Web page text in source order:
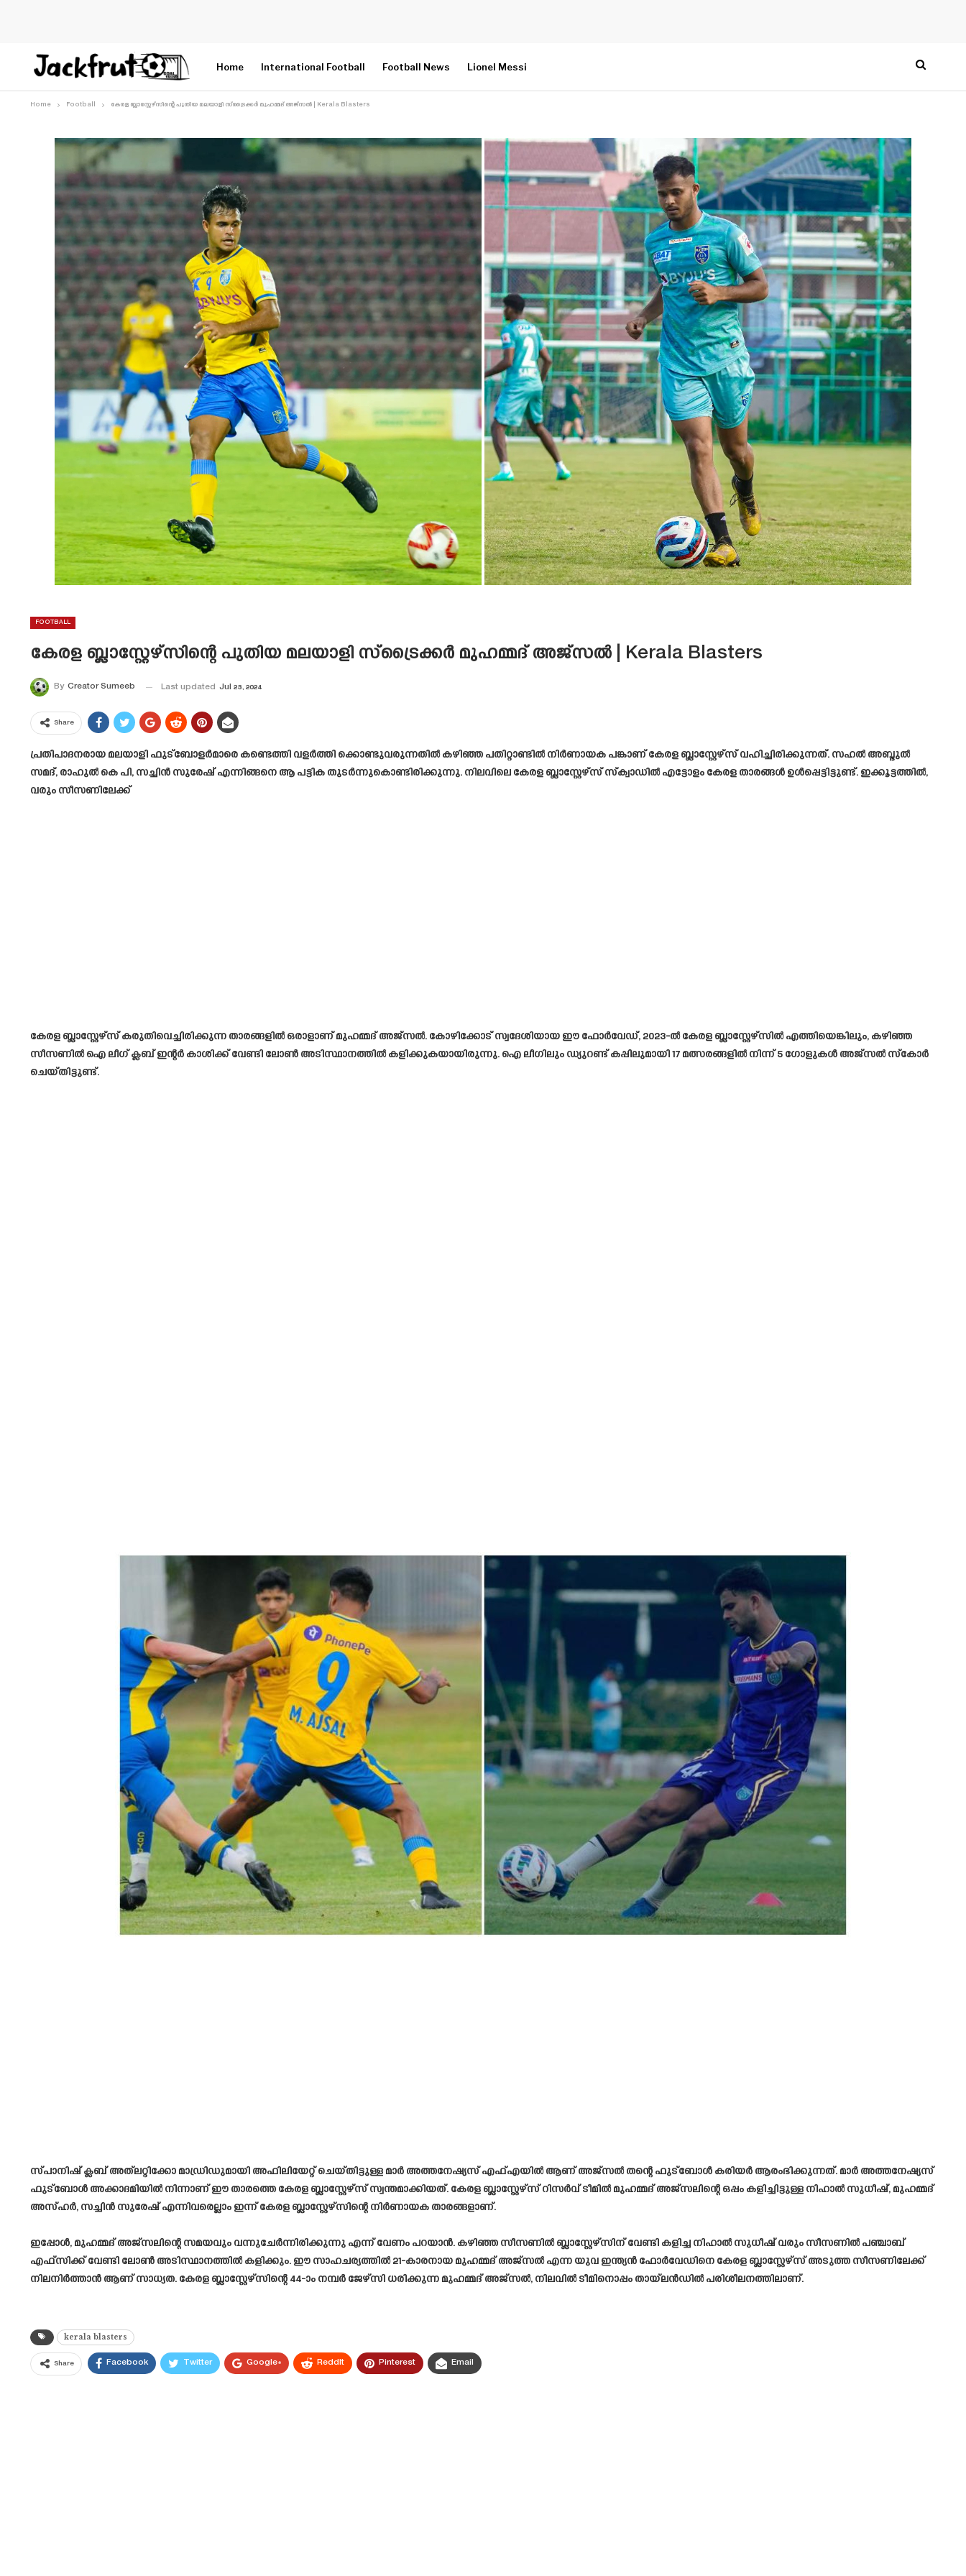
Home International Football Football News Lionel Messi
Home Football കേരള ബ്ലാസ്റ്റേഴ്സിന്റെ പുതിയ മലയാളി സ്‌ട്രൈക്കർ മുഹമ്മദ് അജ്സൽ | Kerala Blasters
FOOTBALL
കേരള ബ്ലാസ്റ്റേഴ്സിന്റെ പുതിയ മലയാളി സ്‌ട്രൈക്കർ മുഹമ്മദ് അജ്സൽ | Kerala Blasters
By Creator Sumeeb Last updated Jul 23, 2024
Share
പ്രതിപാദനരായ മലയാളി ഫുട്ബോളർമാരെ കണ്ടെത്തി വളർത്തി ക്കൊണ്ടുവരുന്നതിൽ കഴിഞ്ഞ പതിറ്റാണ്ടിൽ നിർണായക പങ്കാണ് കേരള ബ്ലാസ്റ്റേഴ്സ് വഹിച്ചിരിക്കുന്നത്. സഹൽ അബ്ദുൽ
സമദ്, രാഹുൽ കെ പി, സച്ചിൻ സുരേഷ് എന്നിങ്ങനെ ആ പട്ടിക തുടർന്നുകൊണ്ടിരിക്കുന്നു. നിലവിലെ കേരള ബ്ലാസ്റ്റേഴ്സ് സ്ക്വാഡിൽ എട്ടോളം കേരള താരങ്ങൾ ഉൾപ്പെട്ടിട്ടുണ്ട്. ഇക്കൂട്ടത്തിൽ,
വരും സീസണിലേക്ക്
കേരള ബ്ലാസ്റ്റേഴ്സ് കരുതിവെച്ചിരിക്കുന്ന താരങ്ങളിൽ ഒരാളാണ് മുഹമ്മദ് അജ്സൽ. കോഴിക്കോട് സ്വദേശിയായ ഈ ഫോർവേഡ്, 2023-ൽ കേരള ബ്ലാസ്റ്റേഴ്സിൽ എത്തിയെങ്കിലും, കഴിഞ്ഞ
സീസണിൽ ഐ ലീഗ് ക്ലബ് ഇന്റർ കാശിക്ക് വേണ്ടി ലോൺ അടിസ്ഥാനത്തിൽ കളിക്കുകയായിരുന്നു. ഐ ലീഗിലും ഡ്യുറണ്ട് കപ്പിലുമായി 17 മത്സരങ്ങളിൽ നിന്ന് 5 ഗോളുകൾ അജ്സൽ സ്കോർ
ചെയ്തിട്ടുണ്ട്.
സ്പാനിഷ് ക്ലബ്‌ അത്‌ലറ്റിക്കോ മാഡ്രിഡുമായി അഫിലിയേറ്റ് ചെയ്തിട്ടുള്ള മാർ അത്തനേഷ്യസ് എഫ്എയിൽ ആണ് അജ്സൽ തന്റെ ഫുട്ബോൾ കരിയർ ആരംഭിക്കുന്നത്. മാർ അത്തനേഷ്യസ്
ഫുട്ബോൾ അക്കാദമിയിൽ നിന്നാണ് ഈ താരത്തെ കേരള ബ്ലാസ്റ്റേഴ്സ് സ്വന്തമാക്കിയത്. കേരള ബ്ലാസ്റ്റേഴ്സ് റിസർവ് ടീമിൽ മുഹമ്മദ്‌ അജ്സലിന്റെ ഒപ്പം കളിച്ചിട്ടുള്ള നിഹാൽ സുധീഷ്, മുഹമ്മദ്
അസ്ഹർ, സച്ചിൻ സുരേഷ് എന്നിവരെല്ലാം ഇന്ന് കേരള ബ്ലാസ്റ്റേഴ്സിന്റെ നിർണായക താരങ്ങളാണ്.
ഇപ്പോൾ, മുഹമ്മദ് അജ്സലിന്റെ സമയവും വന്നുചേർന്നിരിക്കുന്നു എന്ന് വേണം പറയാൻ. കഴിഞ്ഞ സീസണിൽ ബ്ലാസ്റ്റേഴ്സിന് വേണ്ടി കളിച്ച നിഹാൽ സുധീഷ് വരും സീസണിൽ പഞ്ചാബ്
എഫ്സിക്ക് വേണ്ടി ലോൺ അടിസ്ഥാനത്തിൽ കളിക്കും. ഈ സാഹചര്യത്തിൽ 21-കാരനായ മുഹമ്മദ്‌ അജ്സൽ എന്ന യുവ ഇന്ത്യൻ ഫോർവേഡിനെ കേരള ബ്ലാസ്റ്റേഴ്സ് അടുത്ത സീസണിലേക്ക്
നിലനിർത്താൻ ആണ് സാധ്യത. കേരള ബ്ലാസ്റ്റേഴ്സിന്റെ 44-ാം നമ്പർ ജേഴ്സി ധരിക്കുന്ന മുഹമ്മദ് അജ്സൽ, നിലവിൽ ടീമിനൊപ്പം തായ്‌ലൻഡിൽ പരിശീലനത്തിലാണ്.
kerala blasters
Share Facebook Twitter Google+ ReddIt Pinterest Email